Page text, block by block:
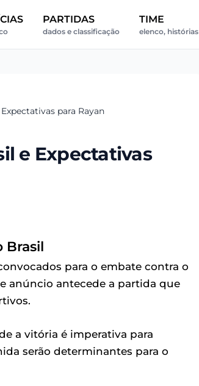
PARTIDAS
dados e classificação
TIME
elenco, histórias
para Rayan
e Expectativas
Brasil
para o embate contra o
anúncio antecede a partida que
a vitória é imperativa para
serão determinantes para o